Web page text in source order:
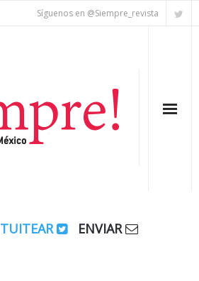
Síguenos en @Siempre_revista
TUITEAR
ENVIAR